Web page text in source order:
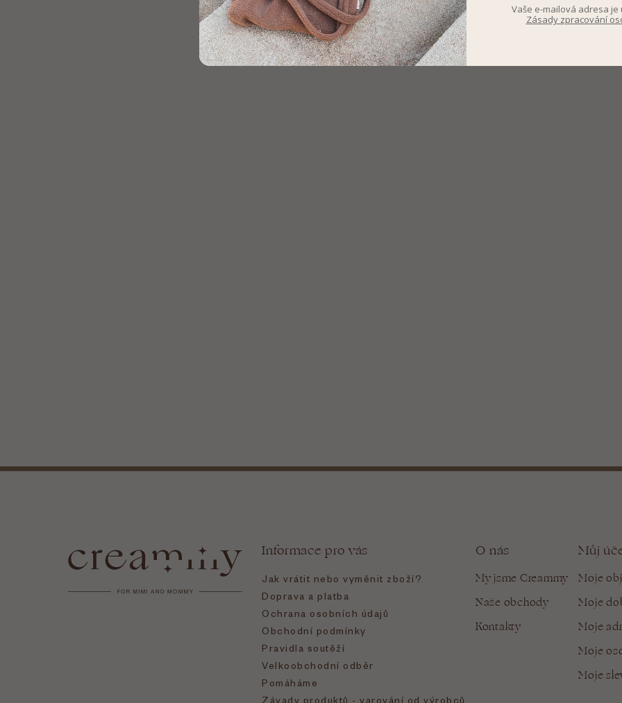
Informace pro vás
Jak vrátit nebo vyměnit zboží?
Doprava a platba
Ochrana osobních údajů
Obchodní podmínky
Pravidla soutěží
Velkoobchodní odběr
Pomáháme
Závady produktů - varování od výrobců
O nás
My jsme Creammy
Naše obchody
Kontakty
Můj
Moje
Moje
Moje
Moje
Moje
Vaše e-mailová adresa je
Zásady zpracování